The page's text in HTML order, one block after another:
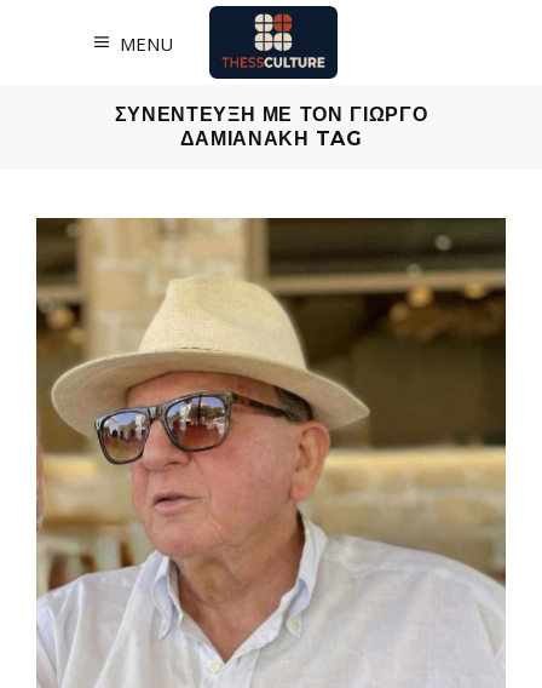
MENU
ΣΥΝΕΝΤΕΥΞΗ ΜΕ ΤΟΝ ΓΙΩΡΓΟ
ΔΑΜΙΑΝΑΚΗ TAG